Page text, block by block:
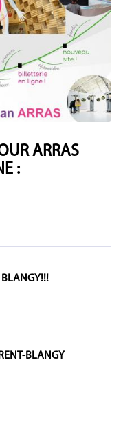
ARRAS
:
BLANGY!!!
BLANGY